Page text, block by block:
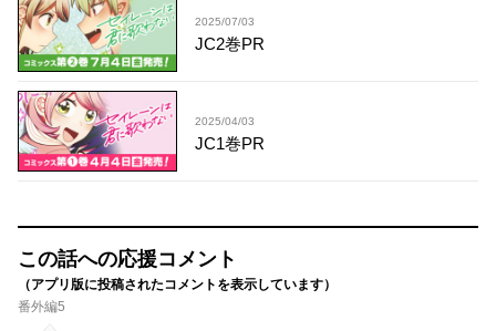
2025/07/03
JC2巻PR
2025/04/03
JC1巻PR
この話への応援コメント
（アプリ版に投稿されたコメントを表示しています）
番外編5